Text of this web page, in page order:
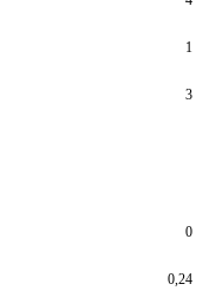
1
3
0
0,24